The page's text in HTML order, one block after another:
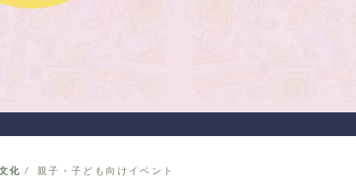
化 親子・子ども向けイベント